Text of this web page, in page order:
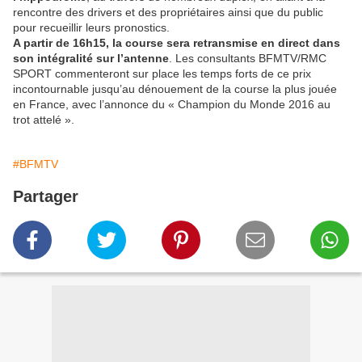
rencontre des drivers et des propriétaires ainsi que du public
pour recueillir leurs pronostics.
A partir de 16h15, la course sera retransmise en direct dans
son intégralité sur l’antenne . Les consultants BFMTV/RMC
SPORT commenteront sur place les temps forts de ce prix
incontournable jusqu’au dénouement de la course la plus jouée
en France, avec l’annonce du « Champion du Monde 2016 au
trot attelé ».
#BFMTV
Partager